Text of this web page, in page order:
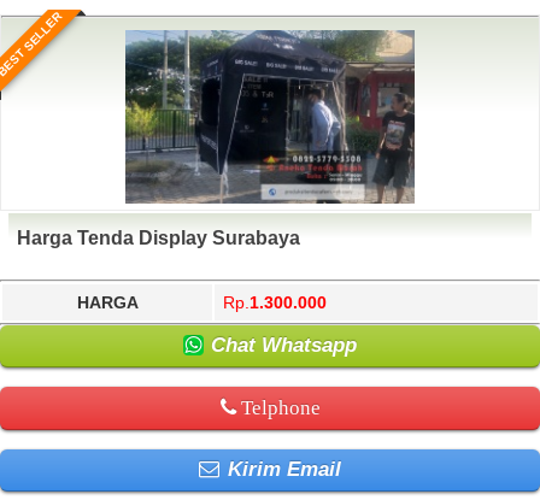
SELLER
Harga Tenda Display Surabaya
HARGA Rp. 1.300.000
Chat Whatsapp
Telphone
Kirim Email